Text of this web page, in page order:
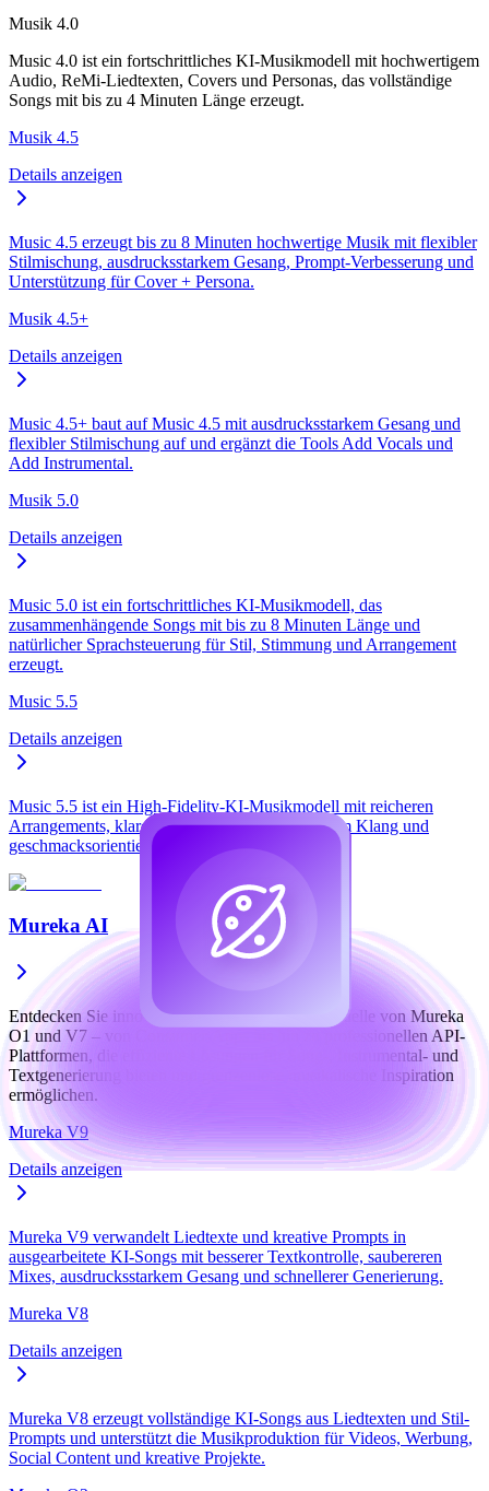
Musik 4.0
Music 4.0 ist ein fortschrittliches KI-Musikmodell mit hochwertigem
Audio, ReMi-Liedtexten, Covers und Personas, das vollständige
Songs mit bis zu 4 Minuten Länge erzeugt.
Musik 4.5
Details anzeigen
Music 4.5 erzeugt bis zu 8 Minuten hochwertige Musik mit flexibler
Stilmischung, ausdrucksstarkem Gesang, Prompt-Verbesserung und
Unterstützung für Cover + Persona.
Musik 4.5+
Details anzeigen
Music 4.5+ baut auf Music 4.5 mit ausdrucksstarkem Gesang und
flexibler Stilmischung auf und ergänzt die Tools Add Vocals und
Add Instrumental.
Musik 5.0
Details anzeigen
Music 5.0 ist ein fortschrittliches KI-Musikmodell, das
zusammenhängende Songs mit bis zu 8 Minuten Länge und
natürlicher Sprachsteuerung für Stil, Stimmung und Arrangement
erzeugt.
Music 5.5
Details anzeigen
Music 5.5 ist ein High-Fidelity-KI-Musikmodell mit reicheren
Arrangements, klarerem Gesang, personalisiertem Klang und
geschmacksorientierter Musikgenerierung.
Mureka AI
Entdecken Sie innovative Musikgenerierungsmodelle von Mureka
O1 und V7 – von Consumer-Apps bis hin zu professionellen API-
Plattformen, die effiziente Lösungen für Song-, Instrumental- und
Textgenerierung bieten und grenzenlose musikalische Inspiration
ermöglichen.
Mureka V9
Details anzeigen
Mureka V9 verwandelt Liedtexte und kreative Prompts in
ausgearbeitete KI-Songs mit besserer Textkontrolle, saubereren
Mixes, ausdrucksstarkem Gesang und schnellerer Generierung.
Mureka V8
Details anzeigen
Mureka V8 erzeugt vollständige KI-Songs aus Liedtexten und Stil-
Prompts und unterstützt die Musikproduktion für Videos, Werbung,
Social Content und kreative Projekte.